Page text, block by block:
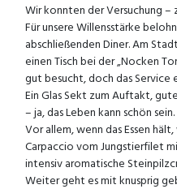
Wir konnten der Versuchung
Für unsere Willensstärke
abschließenden Diner. Am
einen Tisch bei der „Nocken
gut besucht, doch das Service
Ein Glas Sekt zum Auftakt,
– ja, das Leben kann schön sein.
Vor allem, wenn das Essen
Carpaccio vom Jungstierfilet
intensiv aromatische
Weiter geht es mit knusprig